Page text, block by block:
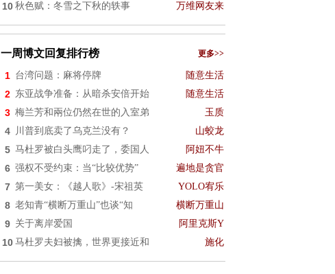
10 秋色赋：冬雪之下秋的轶事 万维网友来
一周博文回复排行榜 更多>>
1 台湾问题：麻将停牌 随意生活
2 东亚战争准备：从暗杀安倍开始 随意生活
3 梅兰芳和兩位仍然在世的入室弟 玉质
4 川普到底卖了乌克兰没有？ 山蛟龙
5 马杜罗被白头鹰叼走了，委国人 阿妞不牛
6 强权不受约束：当“比较优势” 遍地是贪官
7 第一美女：《越人歌》-宋祖英 YOLO宥乐
8 老知青“横断万重山”也谈“知 横断万重山
9 关于离岸爱国 阿里克斯Y
10 马杜罗夫妇被擒，世界更接近和 施化